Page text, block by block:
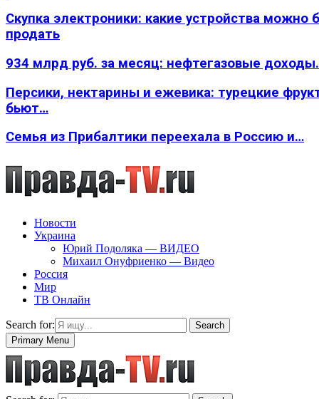
Скупка электроники: какие устройства можно
продать
934 млрд руб. за месяц: нефтегазовые
Персики, нектарины и ежевика: турецкие
бьют…
Семья из Прибалтики переехала в Россию и…
Новости
Украина
Юрий Подоляка — ВИДЕО
Михаил Онуфриенко — Видео
Россия
Мир
ТВ Онлайн
Search for:
Search
Primary Menu